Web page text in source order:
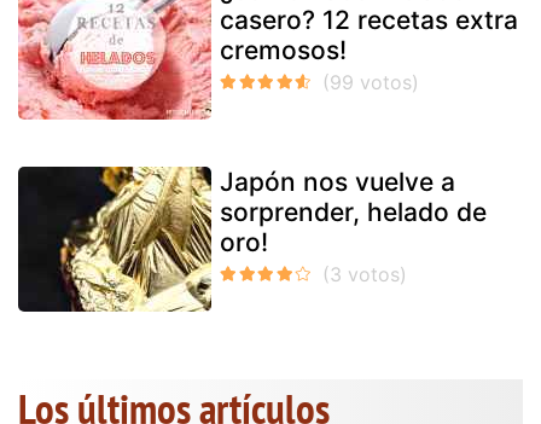
casero? 12 recetas extra
cremosos!
Japón nos vuelve a
sorprender, helado de
oro!
Los últimos artículos